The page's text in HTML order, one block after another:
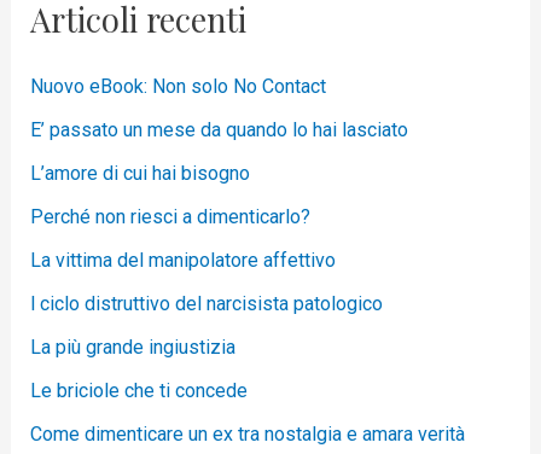
Articoli recenti
Nuovo eBook: Non solo No Contact
E’ passato un mese da quando lo hai lasciato
L’amore di cui hai bisogno
Perché non riesci a dimenticarlo?
La vittima del manipolatore affettivo
l ciclo distruttivo del narcisista patologico
La più grande ingiustizia
Le briciole che ti concede
Come dimenticare un ex tra nostalgia e amara verità